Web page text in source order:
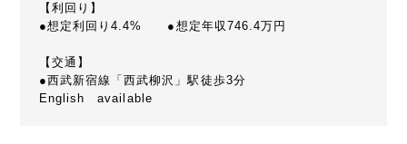
【利回り】
●想定利回り4.4% ●想定年収746.4万円
【交通】
●西武新宿線「西武柳沢」駅徒歩3分
English available